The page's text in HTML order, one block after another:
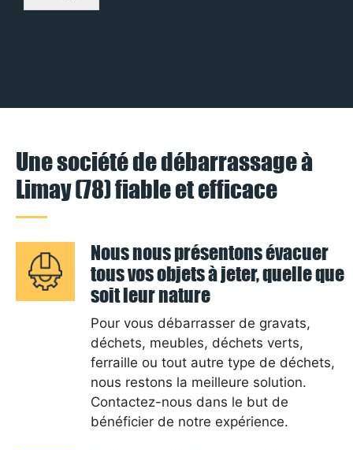
Une société de débarrassage à
Limay (78) fiable et efficace
Nous nous présentons évacuer
tous vos objets à jeter, quelle que
soit leur nature
Pour vous débarrasser de gravats,
déchets, meubles, déchets verts,
ferraille ou tout autre type de déchets,
nous restons la meilleure solution.
Contactez-nous dans le but de
bénéficier de notre expérience.